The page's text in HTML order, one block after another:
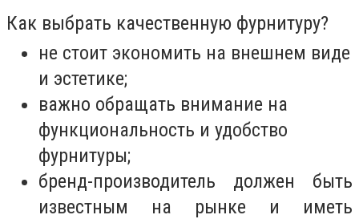
Как выбрать качественную фурнитуру?
не стоит экономить на внешнем виде
и эстетике;
важно обращать внимание на
функциональность и удобство
фурнитуры;
бренд-производитель должен быть
известным на рынке и иметь